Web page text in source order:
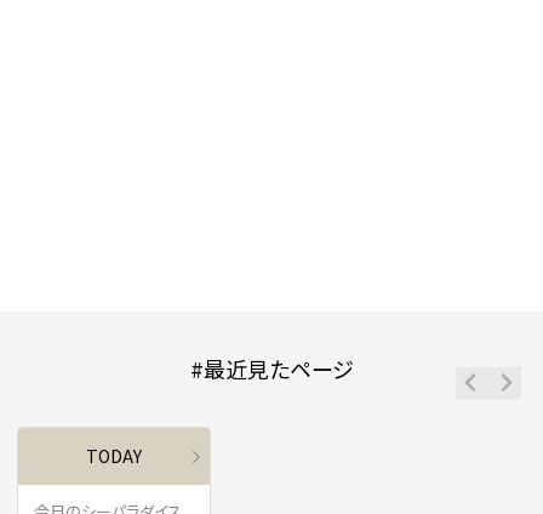
#最近見たページ
TODAY